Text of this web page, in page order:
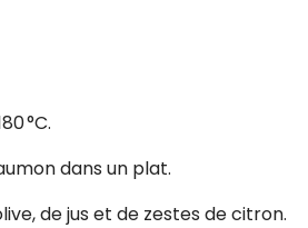
°C.
dans un plat.
de jus et de zestes de citron.